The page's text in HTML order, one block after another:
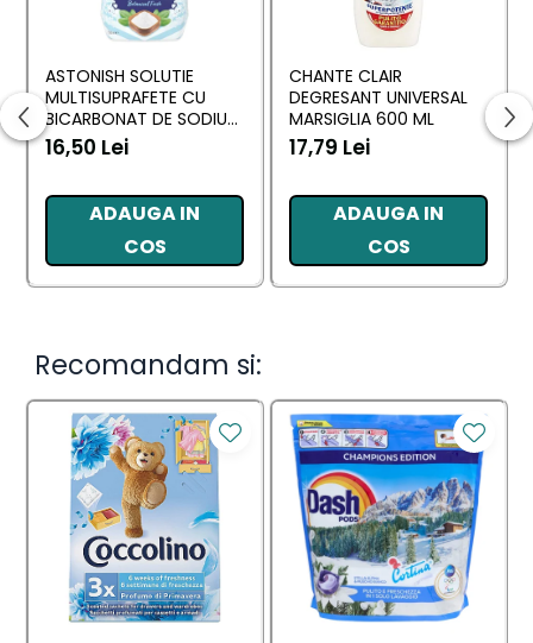
ASTONISH SOLUTIE
MULTISUPRAFETE CU
BICARBONAT DE SODIU
750 ML
16,50 Lei
ADAUGA IN
COS
CHANTE CLAIR
DEGRESANT UNIVERSAL
MARSIGLIA 600 ML
17,79 Lei
ADAUGA IN
COS
Recomandam si: